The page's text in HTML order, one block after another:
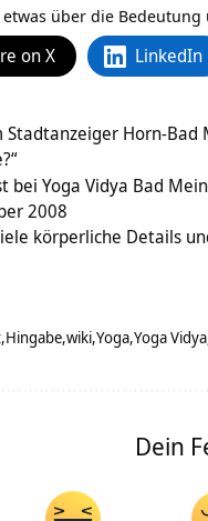
über die
on X LinkedIn
Horn-Bad
bei Yoga Vidya Bad
2008
körperliche Details
Hingabe wiki Yoga Yoga Vidya
Dein